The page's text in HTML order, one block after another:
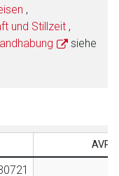
,
und Stillzeit ,
siehe
AVP